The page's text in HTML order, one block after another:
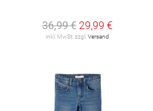
36,99 € 29,99 €
inkl. MwSt. zzgl. Versand